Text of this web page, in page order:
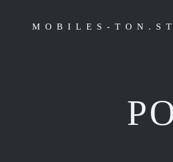
MOBILES-